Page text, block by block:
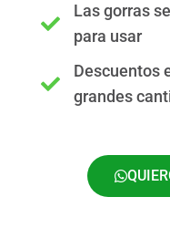
Las gorras
para usar
Descuentos
grandes